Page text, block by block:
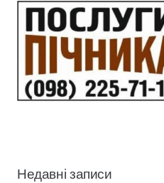
Недавні записи